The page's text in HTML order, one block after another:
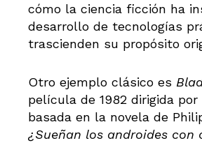
cómo la ciencia ficción ha
desarrollo de tecnologías
trascienden su propósito
Otro ejemplo clásico es
película de 1982 dirigida
basada en la novela de
¿Sueñan los androides con